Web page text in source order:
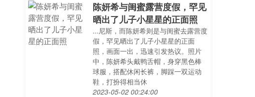
陈妍希与闺蜜露营度假，罕见
晒出了儿子小星星的正面照
...尼斯，而陈妍希则是与闺蜜去露营度
假，罕见晒出了儿子小星星的正面
照，画面一出，迅速引发热议。照片
中，陈妍希头戴鸭舌帽，身穿黑色棒
球服，搭配休闲长裤，脚踩一双运动
鞋，打扮得相当休
2023-05-02 00:24:00